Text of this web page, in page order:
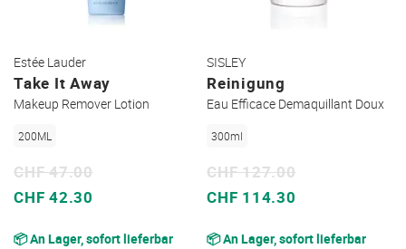
Estée Lauder
Take It Away
Makeup Remover Lotion
200ML
Sonderpreis
CHF 42.30
CHF 47.00
📦 An Lager, sofort lieferbar
SISLEY
Reinigung
Eau Efficace Demaquillant Doux
300ml
Sonderpreis
CHF 114.30
CHF 127.00
📦 An Lager, sofort lieferbar